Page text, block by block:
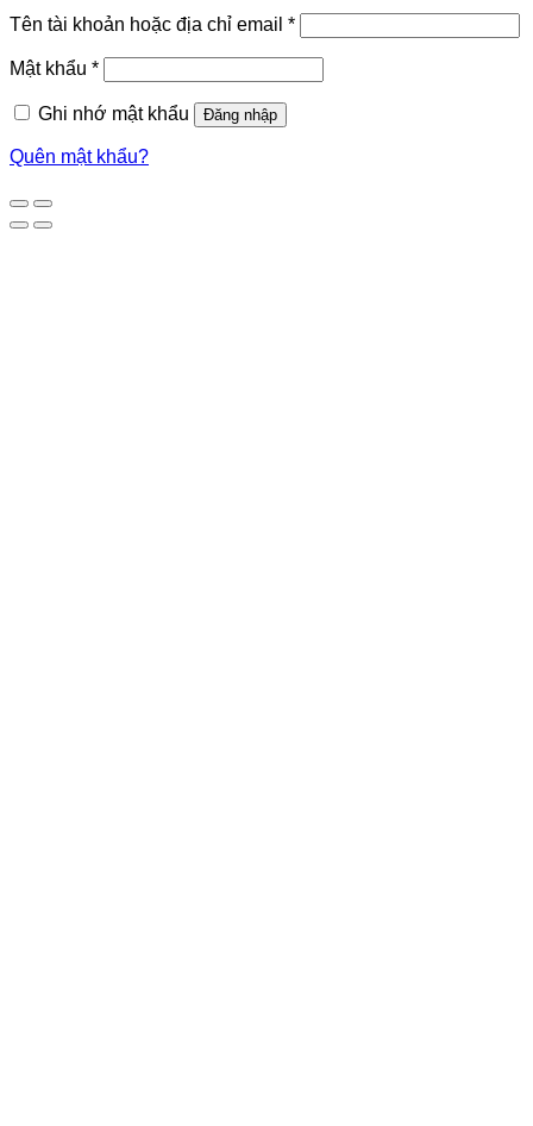
Tên tài khoản hoặc địa chỉ email *
Mật khẩu *
Ghi nhớ mật khẩu Đăng nhập
Quên mật khẩu?